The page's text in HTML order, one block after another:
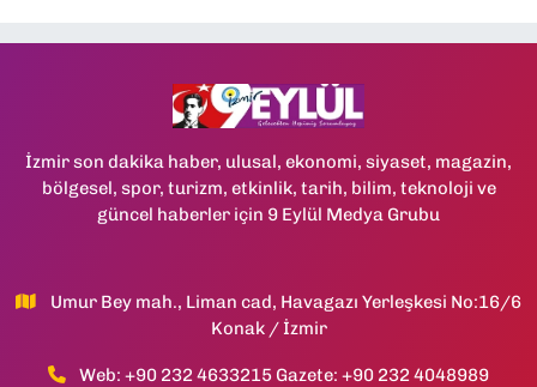
İzmir son dakika haber, ulusal, ekonomi, siyaset, magazin,
bölgesel, spor, turizm, etkinlik, tarih, bilim, teknoloji ve
güncel haberler için 9 Eylül Medya Grubu
Umur Bey mah., Liman cad, Havagazı Yerleşkesi No:16/6
Konak / İzmir
Web: +90 232 4633215 Gazete: +90 232 4048989